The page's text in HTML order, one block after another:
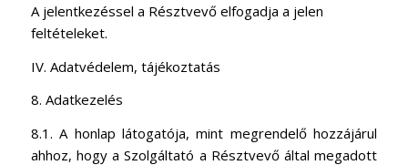
A jelentkezéssel a Résztvevő elfogadja a jelen
feltételeket.
IV. Adatvédelem, tájékoztatás
8. Adatkezelés
8.1. A honlap látogatója, mint megrendelő hozzájárul
ahhoz, hogy a Szolgáltató a Résztvevő által megadott